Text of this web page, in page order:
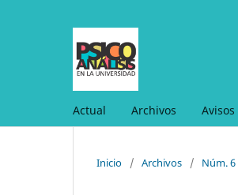
Actual Archivos Avisos
Inicio / Archivos / Núm.